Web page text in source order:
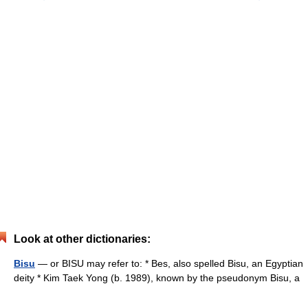
Look at other dictionaries:
Bisu — or BISU may refer to: * Bes, also spelled Bisu, an Egyptian
deity * Kim Taek Yong (b. 1989), known by the pseudonym Bisu, a